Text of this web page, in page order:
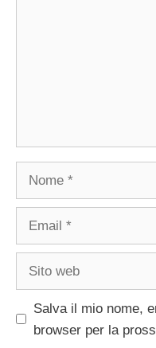
Salva il mio nome,
browser per la